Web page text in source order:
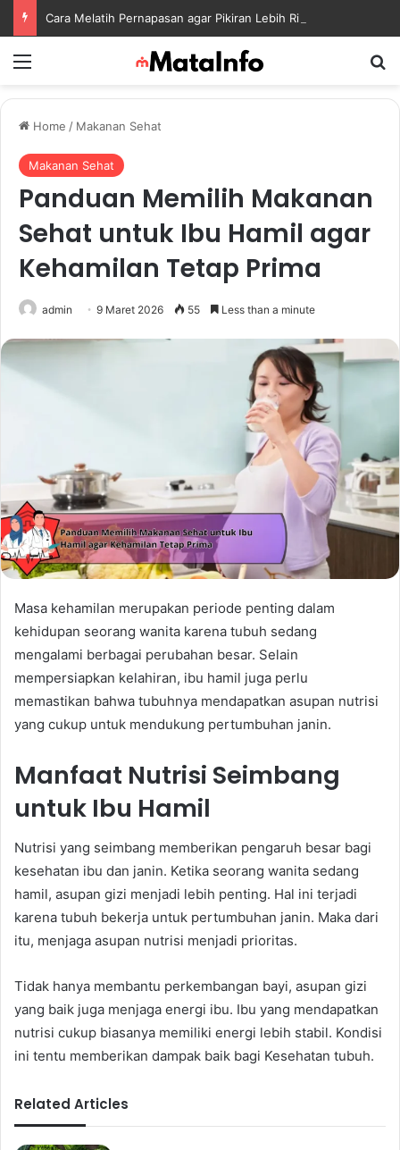
Home / Makanan Sehat
Makanan Sehat
Panduan Memilih Makanan
Sehat untuk Ibu Hamil agar
Kehamilan Tetap Prima
admin 9 Maret 2026 55 Less than a minute
Masa kehamilan merupakan periode penting dalam
kehidupan seorang wanita karena tubuh sedang
mengalami berbagai perubahan besar. Selain
mempersiapkan kelahiran, ibu hamil juga perlu
memastikan bahwa tubuhnya mendapatkan asupan nutrisi
yang cukup untuk mendukung pertumbuhan janin.
Manfaat Nutrisi Seimbang
untuk Ibu Hamil
Nutrisi yang seimbang memberikan pengaruh besar bagi
kesehatan ibu dan janin. Ketika seorang wanita sedang
hamil, asupan gizi menjadi lebih penting. Hal ini terjadi
karena tubuh bekerja untuk pertumbuhan janin. Maka dari
itu, menjaga asupan nutrisi menjadi prioritas.
Tidak hanya membantu perkembangan bayi, asupan gizi
yang baik juga menjaga energi ibu. Ibu yang mendapatkan
nutrisi cukup biasanya memiliki energi lebih stabil. Kondisi
ini tentu memberikan dampak baik bagi Kesehatan tubuh.
Related Articles